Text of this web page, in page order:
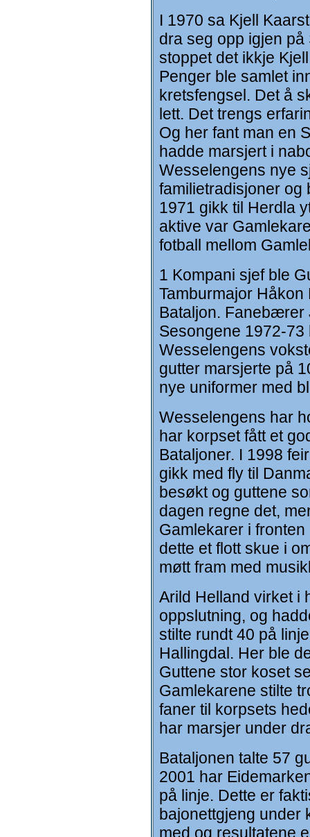
I 1970 sa Kjell
dra seg opp igjen
stoppet det ikkje
Penger ble samlet
kretsfengsel. Det å
lett. Det trengs
Og her fant man en
hadde marsjert i
Wesselengens nye
familietradisjoner og
1971 gikk til Herdla
aktive var
fotball mellom
1 Kompani sjef ble
Tamburmajor
Bataljon. Fanebærer
Sesongene 1972-73
Wesselengens
gutter marsjerte på
nye uniformer med
Wesselengens har
har korpset fått et
Bataljoner. I 1998
gikk med fly til
besøkt og guttene
dagen regne det,
Gamlekarer i
dette et flott skue i
møtt fram med
Arild Helland virket i
oppslutning, og
stilte rundt 40 på
Hallingdal. Her ble
Guttene stor koset
Gamlekarene stilte
faner til korpsets
har marsjer under
Bataljonen talte 57
2001 har
på linje. Dette er
bajonettgjeng under
med og resultatene